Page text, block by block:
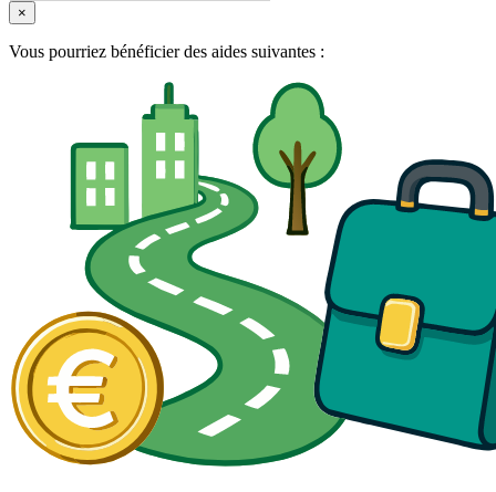
×
Vous pourriez bénéficier des aides suivantes :